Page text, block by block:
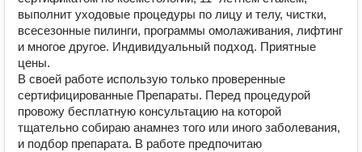
выполнит уходовые процедуры по лицу и телу, чистки,
всесезонные пилинги, программы омолаживания, лифтинг
и многое другое. Индивидуальный подход. Приятные
цены.
В своей работе использую только проверенные
сертифицированные Препараты. Перед процедурой
провожу бесплатную консультацию на которой
тщательно собираю анамнез того или иного заболевания,
и подбор препарата. В работе предпочитаю